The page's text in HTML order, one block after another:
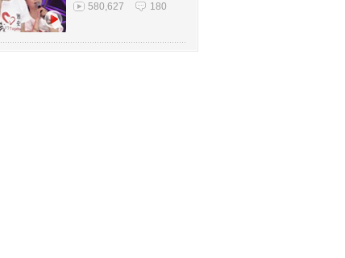
580,627 180